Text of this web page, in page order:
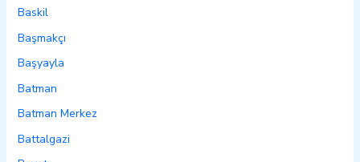
Baskil
Başmakçı
Başyayla
Batman
Batman Merkez
Battalgazi